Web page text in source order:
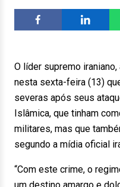
O líder supremo
nesta sexta-feira (13)
severas após seus
Islâmica, que tinham
militares, mas que
segundo a mídia oficial
“Com este crime, o